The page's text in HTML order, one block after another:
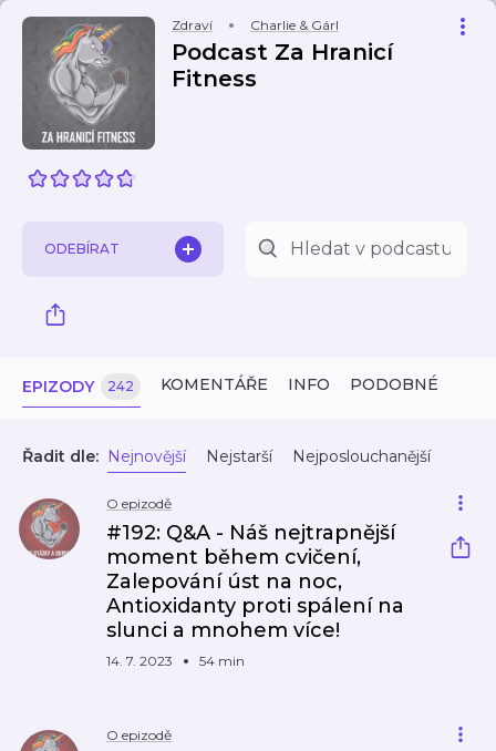
Zdraví Charlie & Gárl
Podcast Za Hranicí
Fitness
ODEBÍRAT
EPIZODY 242 KOMENTÁŘE INFO PODOBNÉ
Řadit dle: Nejnovější Nejstarší Nejposlouchanější
O epizodě
#192: Q&A - Náš nejtrapnější
moment během cvičení,
Zalepování úst na noc,
Antioxidanty proti spálení na
slunci a mnohem více!
14. 7. 2023 54 min
O epizodě